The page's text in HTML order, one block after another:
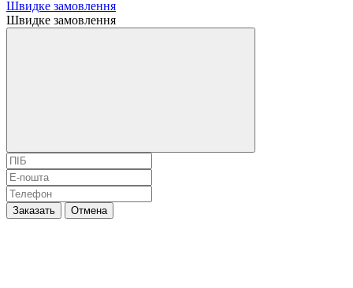
Швидке замовлення
Швидке замовлення
Заказать Отмена